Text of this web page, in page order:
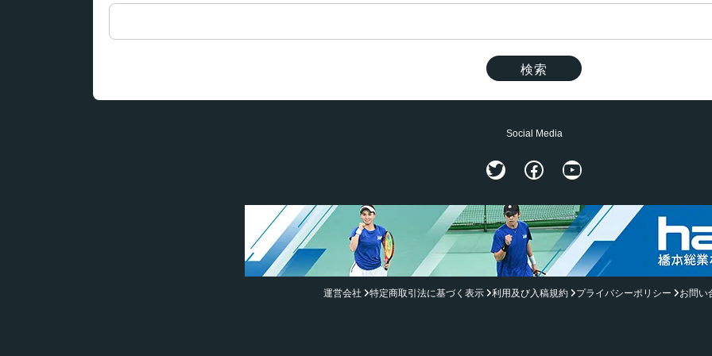
検
Social Media
TwitterFacebook
YouTube
運営会社 特定商取引法に基づく表示 利用及び入稿規約 プライバシーポリシー お問い